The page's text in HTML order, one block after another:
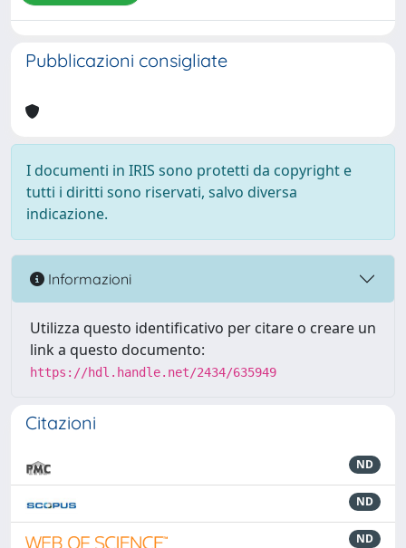
Pubblicazioni consigliate
I documenti in IRIS sono protetti da copyright e
tutti i diritti sono riservati, salvo diversa
indicazione.
Informazioni
Utilizza questo identificativo per citare o creare un
link a questo documento:
https://hdl.handle.net/2434/635949
Citazioni
ND
ND
ND